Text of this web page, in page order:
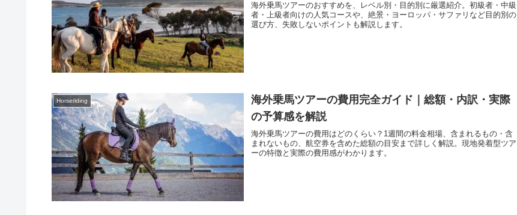
海外乗馬ツアーのおすすめを、レベル別・目的別に厳選紹介。初級者・中級
者・上級者向けの人気コースや、絶景・ヨーロッパ・サファリなど目的別の
選び方、失敗しないポイントも解説します。
Horseriding
海外乗馬ツアーの費用完全ガイド｜総額・内訳・実際
の予算感を解説
海外乗馬ツアーの費用はどのくらい？1週間の料金相場、含まれるもの・含
まれないもの、航空券を含めた総額の目安まで詳しく解説。現地発着型ツア
ーの特徴と実際の費用感がわかります。